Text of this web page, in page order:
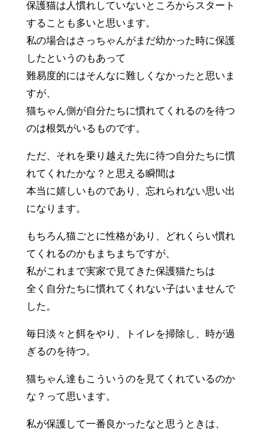
保護猫は人慣れしていないところからスタート
することも多いと思います。
私の場合はさっちゃんがまだ幼かった時に保護
したというのもあって
難易度的にはそんなに難しくなかったと思いま
すが、
猫ちゃん側が自分たちに慣れてくれるのを待つ
のは根気がいるものです。
ただ、それを乗り越えた先に待つ自分たちに慣
れてくれたかな？と思える瞬間は
本当に嬉しいものであり、忘れられない思い出
になります。
もちろん猫ごとに性格があり、どれくらい慣れ
てくれるのかもまちまちですが、
私がこれまで実家で見てきた保護猫たちは
全く自分たちに慣れてくれない子はいませんで
した。
毎日淡々と餌をやり、トイレを掃除し、時が過
ぎるのを待つ。
猫ちゃん達もこういうのを見てくれているのか
な？って思います。
私が保護して一番良かったなと思うときは、